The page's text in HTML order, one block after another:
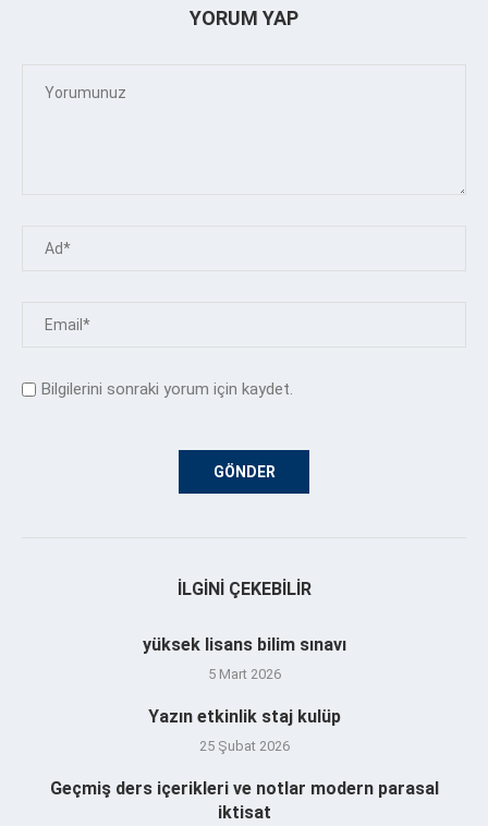
YORUM YAP
Bilgilerini sonraki yorum için kaydet.
İLGINI ÇEKEBILIR
yüksek lisans bilim sınavı
5 Mart 2026
Yazın etkinlik staj kulüp
25 Şubat 2026
Geçmiş ders içerikleri ve notlar modern parasal
iktisat